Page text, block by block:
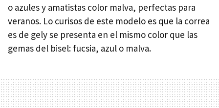
o azules y amatistas color malva, perfectas para
veranos. Lo curisos de este modelo es que la correa
es de gely se presenta en el mismo color que las
gemas del bisel: fucsia, azul o malva.